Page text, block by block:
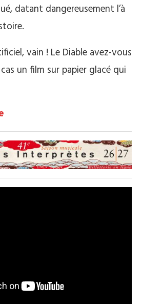
datant dangereusement l’à
vain ! Le Diable avez-vous
un film sur papier glacé qui